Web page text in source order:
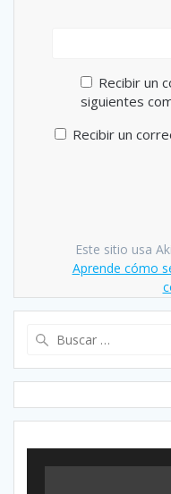
Recibir un
siguientes
Recibir un
Este sitio usa
Aprende cómo